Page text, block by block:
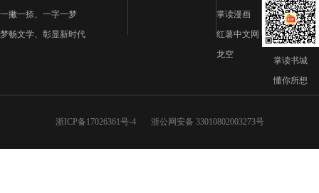
一撇一捺、一字一梦
梦畅文学、彰显新时代
掌读漫画
红薯中文网
龙空
掌读书城
懂你所想
浙ICP备17026361号-4 浙公网安备 33010802003273号